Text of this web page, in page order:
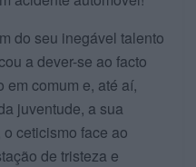
do seu inegável talento
a dever-se ao facto
em comum e, até aí,
juventude, a sua
ceticismo face ao
de tristeza e